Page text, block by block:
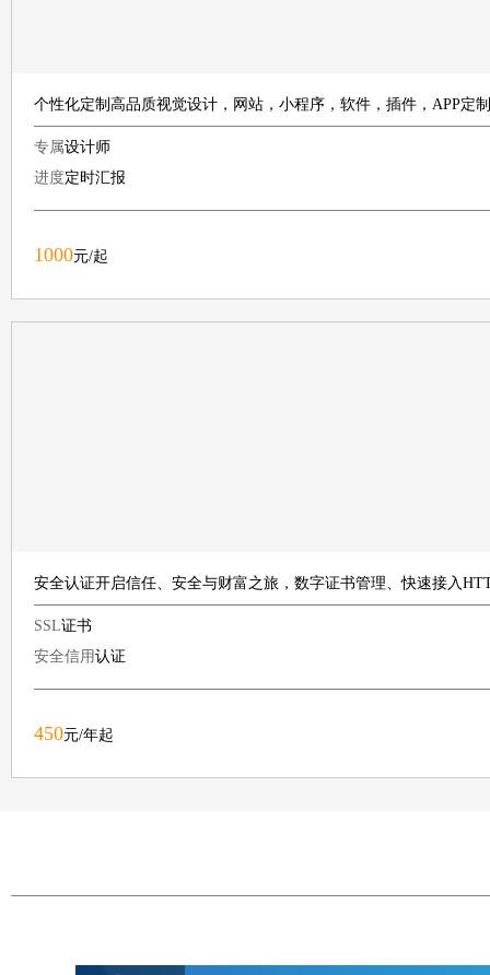
个性化定制高品质视觉设计，网站，小程序，软件，插件，APP定
专属设计师
进度定时汇报
1000元/起
安全认证开启信任、安全与财富之旅，数字证书管理、快速接入
SSL证书
安全信用认证
450元/年起